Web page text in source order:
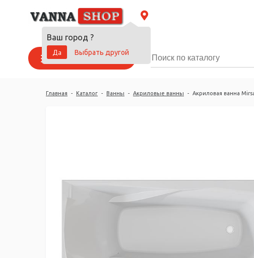
Ваш город ?
Да
Выбрать другой
Каталог товаров
Главная - Каталог - Ванны - Акриловые ванны - Акриловая ванна